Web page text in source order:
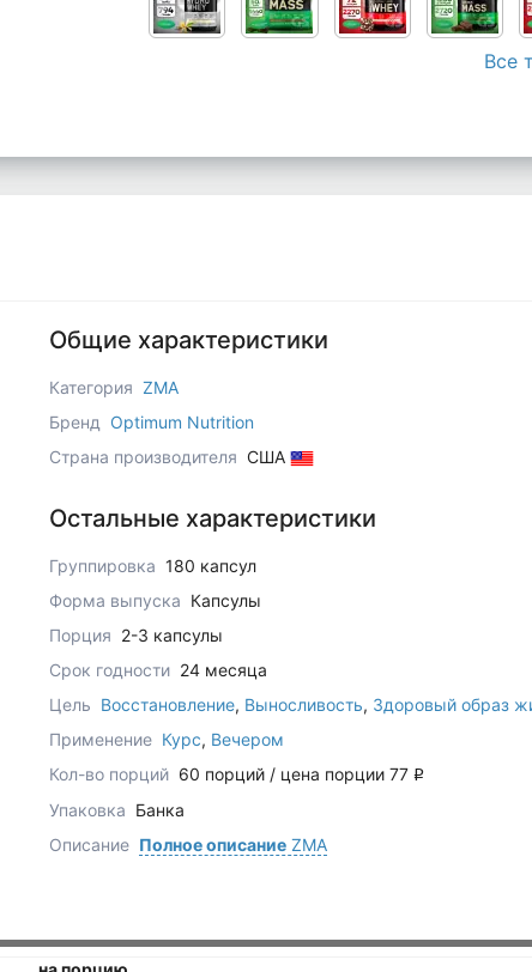
Все
Общие характеристики
Категория ZMA
Бренд
Optimum Nutrition
Страна производителя США
Остальные характеристики
Группировка 180 капсул
Форма выпуска Капсулы
Порция 2-3 капсулы
Срок годности 24 месяца
Цель Восстановление, Выносливость, Здоровый образ
Применение Курс, Вечером
Кол-во порций 60 порций / цена порции 77 q
Упаковка Банка
Описание Полное описаниеZMA